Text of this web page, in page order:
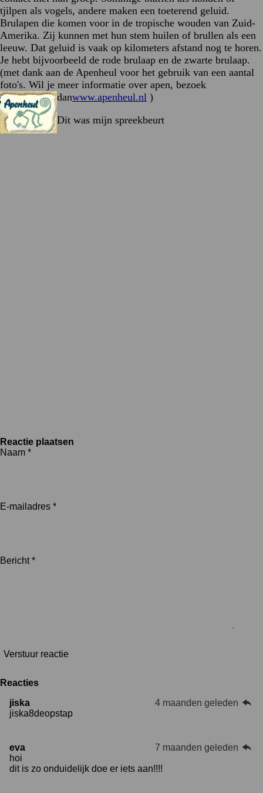
tjilpen als vogels, andere maken een toeterend geluid.
Brulapen die komen voor in de tropische wouden van Zuid-
Amerika. Zij kunnen met hun stem huilen of brullen als een
leeuw. Dat geluid is vaak op kilometers afstand nog te horen.
Je hebt bijvoorbeeld de rode brulaap en de zwarte brulaap.
(met dank aan de Apenheul voor het gebruik van een aantal
foto's. Wil je meer informatie over apen, bezoek
danwww.apenheul.nl )
Dit was mijn spreekbeurt
Reactie plaatsen
Naam *
E-mailadres *
Bericht *
Verstuur reactie
Reacties
jiska
4 maanden geleden
jiska8deopstap
eva
7 maanden geleden
hoi
dit is zo onduidelijk doe er iets aan!!!!